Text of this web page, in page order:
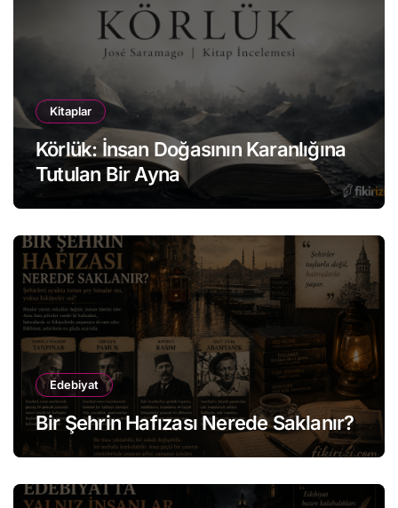
Kitaplar
Körlük: İnsan Doğasının Karanlığına
Tutulan Bir Ayna
Edebiyat
Bir Şehrin Hafızası Nerede Saklanır?